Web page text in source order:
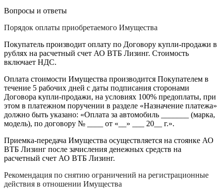
Вопросы и ответы
Порядок оплаты приобретаемого Имущества
Покупатель производит оплату по Договору купли-продажи в
рублях на расчетный счет АО ВТБ Лизинг. Стоимость
включает НДС.
Оплата стоимости Имущества производится Покупателем в
течение 5 рабочих дней с даты подписания сторонами
Договора купли-продажи, на условиях 100% предоплаты, при
этом в платежном поручении в разделе «Назначение платежа»
должно быть указано: «Оплата за автомобиль _______ (марка,
модель), по договору № ____ от «__» ___ 20__ г.».
Приемка-передача Имущества осуществляется на стоянке АО
ВТБ Лизинг после зачисления денежных средств на
расчетный счет АО ВТБ Лизинг.
Рекомендация по снятию ограничений на регистрационные
действия в отношении Имущества